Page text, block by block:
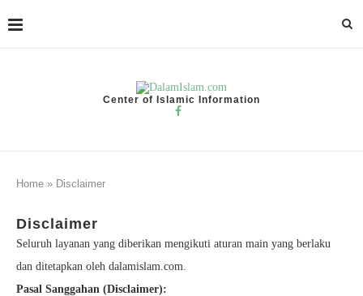
Center of Islamic Information
Home » Disclaimer
Disclaimer
Seluruh layanan yang diberikan mengikuti aturan main yang berlaku
dan ditetapkan oleh dalamislam.com.
Pasal Sanggahan (Disclaimer):